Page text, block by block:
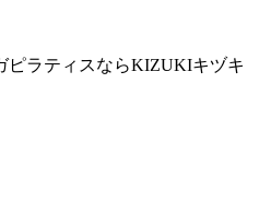
ピラティスならKIZUKIキヅキ